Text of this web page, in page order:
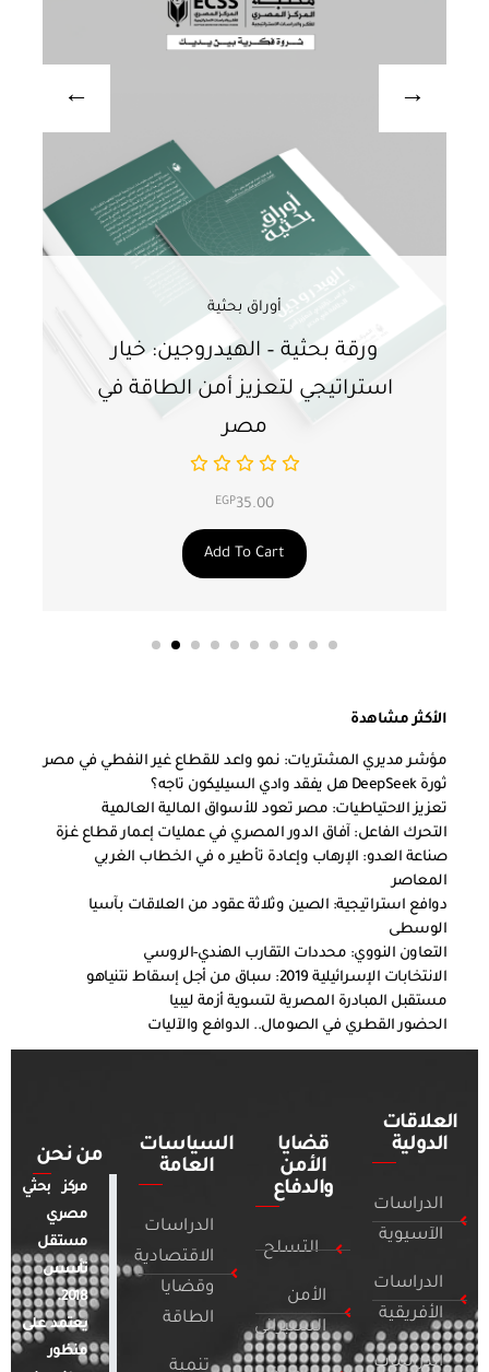
أوراق بحثية
ورقة بحثية – الهيدروجين: خيار
استراتيجي لتعزيز أمن الطاقة في
مصر
EGP35.00
Add To Cart
الأكثر مشاهدة
مؤشر مديري المشتريات: نمو واعد للقطاع غير النفطي في مصر
ثورة DeepSeek هل يفقد وادي السيليكون تاجه؟
تعزيز الاحتياطيات: مصر تعود للأسواق المالية العالمية
التحرك الفاعل: آفاق الدور المصري في عمليات إعمار قطاع غزة
صناعة العدو: الإرهاب وإعادة تأطير ه في الخطاب الغربي
المعاصر
دوافع استراتيجية: الصين وثلاثة عقود من العلاقات بآسيا
الوسطى
التعاون النووي: محددات التقارب الهندي-الروسي
الانتخابات الإسرائيلية 2019: سباق من أجل إسقاط نتنياهو
مستقبل المبادرة المصرية لتسوية أزمة ليبيا
الحضور القطري في الصومال.. الدوافع والآليات
العلاقات
الدولية
الدراسات
الآسيوية
الدراسات
الأفريقية
الدراسات
قضايا
الأمن
والدفاع
التسلح
الأمن
السيبراني
السياسات
العامة
الدراسات
الاقتصادية
وقضايا
الطاقة
تنمية
من نحن
مركز بحثي
مصري
مستقل
تأسس
2018.
يعتمد على
منظور